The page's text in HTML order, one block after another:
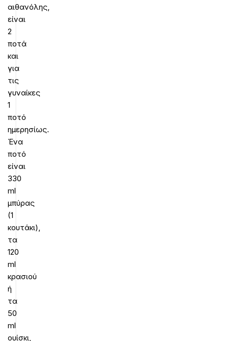
αιθανόλης,
είναι
2
ποτά
και
για
τις
γυναίκες
1
ποτό
ημερησίως.
Ένα
ποτό
είναι
330
ml
μπύρας
(1
κουτάκι),
τα
120
ml
κρασιού
ή
τα
50
ml
ουίσκι,